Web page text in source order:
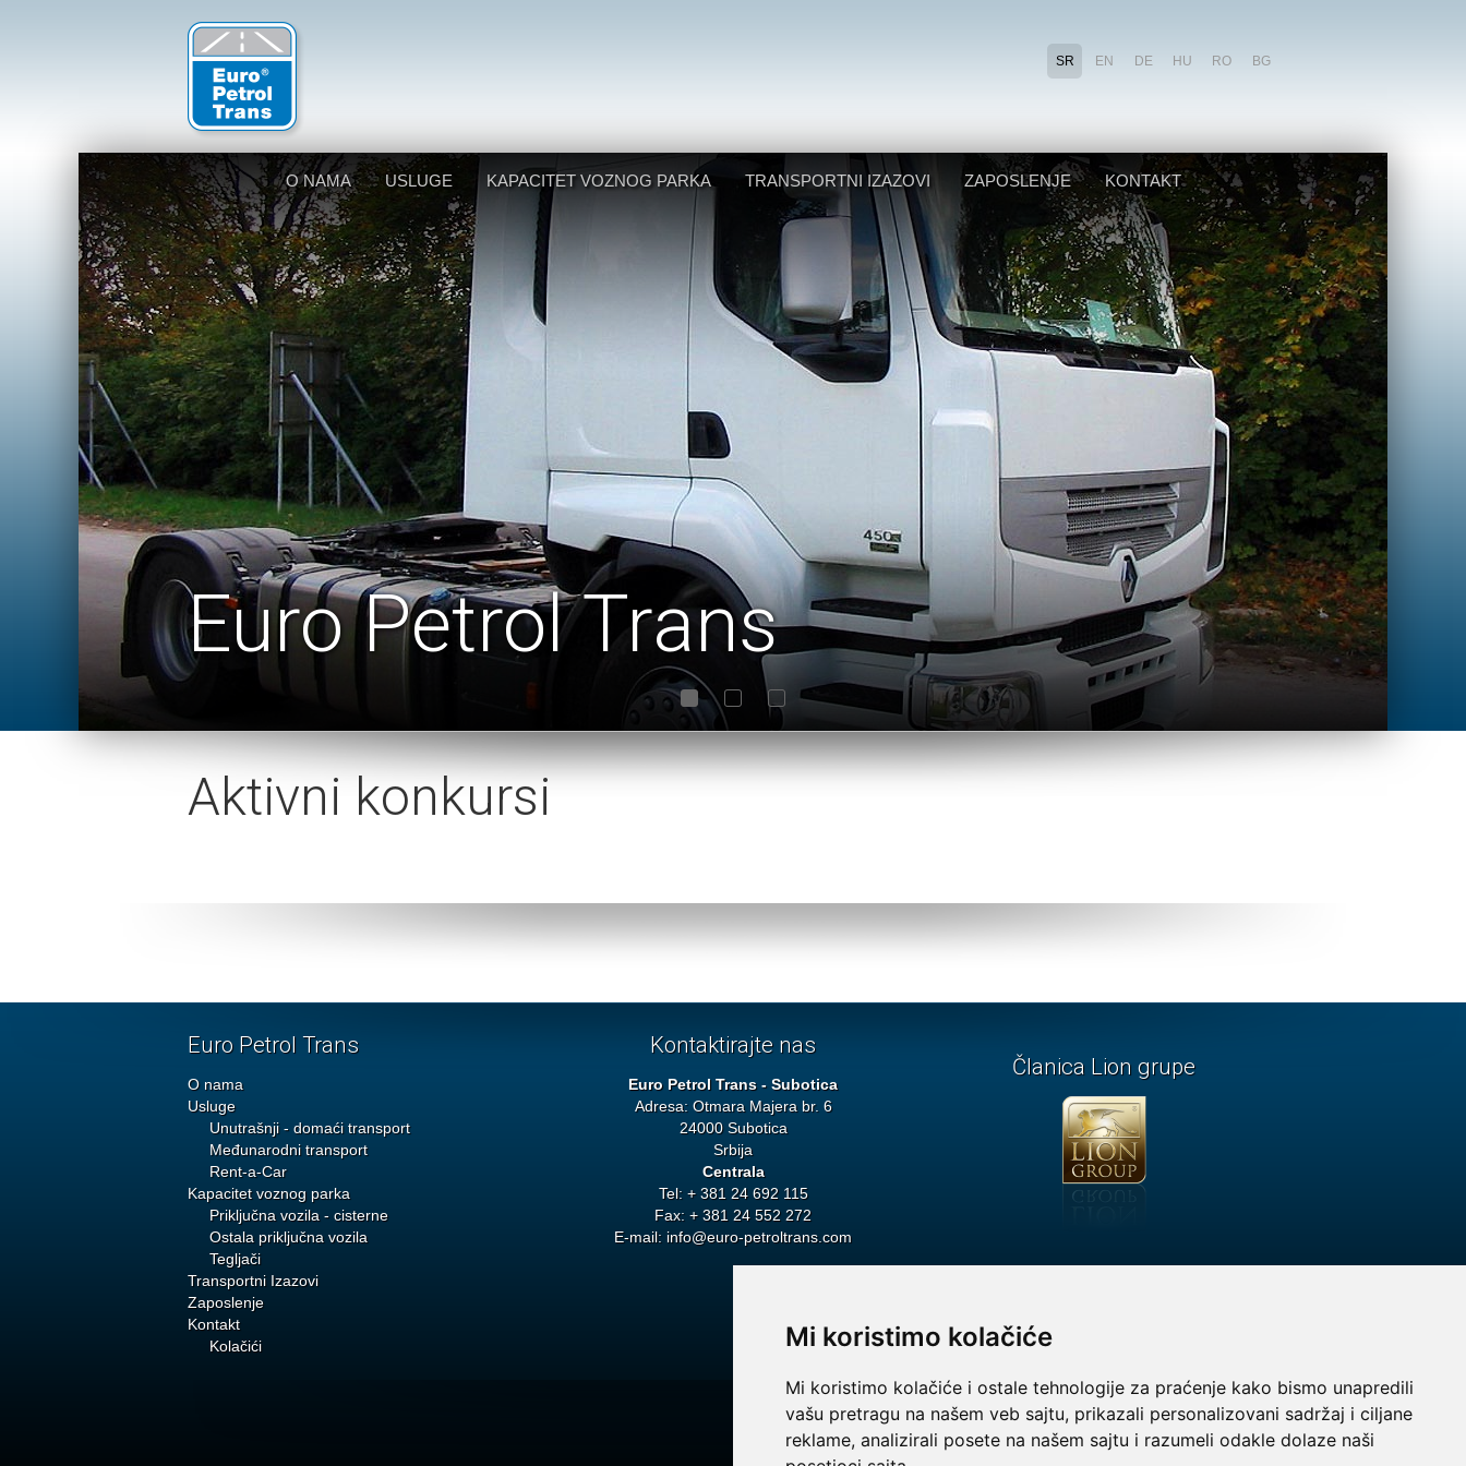
Mi koristimo kolačiće
Mi koristimo kolačiće i ostale tehnologije za praćenje kako bismo unapredili
vašu pretragu na našem veb sajtu, prikazali personalizovani sadržaj i ciljane
reklame, analizirali posete na našem sajtu i razumeli odakle dolaze naši
SR EN DE HU RO BG
Euro Petrol Trans
O NAMA USLUGE KAPACITET VOZNOG PARKA TRANSPORTNI IZAZOVI ZAPOSLENJE KONTAKT
Aktivni konkursi
Euro Petrol Trans
O nama
Usluge
Unutrašnji - domaći transport
Međunarodni transport
Rent-a-Car
Kapacitet voznog parka
Priključna vozila - cisterne
Ostala priključna vozila
Tegljači
Transportni Izazovi
Zaposlenje
Kontakt
Kolačići
Kontaktirajte nas
Euro Petrol Trans - Subotica
Adresa: Otmara Majera br. 6
24000 Subotica
Srbija
Centrala
Tel: + 381 24 692 115
Fax: + 381 24 552 272
E-mail: info@euro-petroltrans.com
Članica Lion grupe